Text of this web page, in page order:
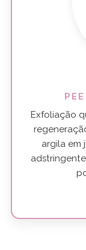
Exfoliação
argila em